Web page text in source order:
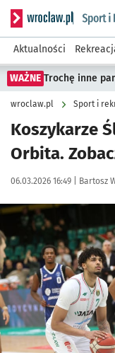
Serwis
Aktualności
WAŻNE Trochę inne
wroclaw.pl Sport i
Koszykarze
Orbita.
Data publikacji:
06.03.2026 16:49 | Autor:
Bartosz